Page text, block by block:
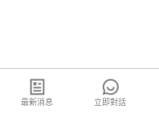
最新消息 立即對話